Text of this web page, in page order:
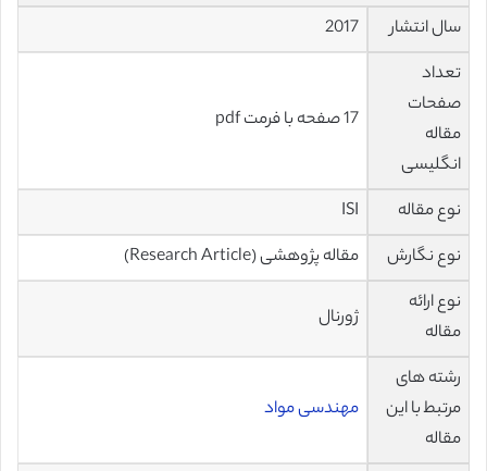
سال انتشار
2017
تعداد
صفحات
مقاله
انگلیسی
17 صفحه با فرمت pdf
نوع مقاله
ISI
نوع نگارش
مقاله پژوهشی (Research Article)
نوع ارائه
مقاله
ژورنال
رشته های
مرتبط با این
مقاله
مهندسی مواد